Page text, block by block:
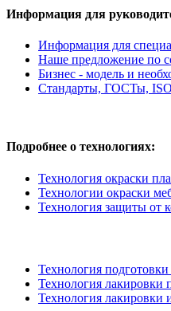
Информация для
Информация для
Наше предложение по
Бизнес - модель и
Стандарты, ГОСТы,
Подробнее о технологиях:
Технология окраски
Технологии окраски
Технология защиты от
Технология
Технология лакировки
Технология лакировки